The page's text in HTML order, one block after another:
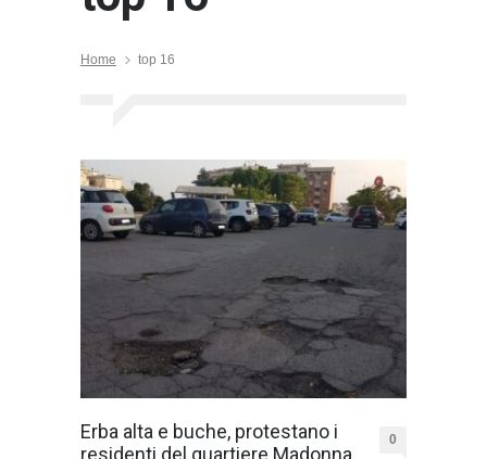
Home top 16
Erba alta e buche, protestano i
residenti del quartiere Madonna
0